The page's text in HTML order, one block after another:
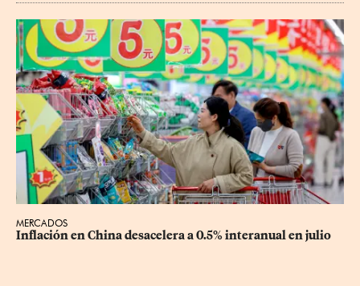
MERCADOS
Inflación en China desacelera a 0.5% interanual en julio